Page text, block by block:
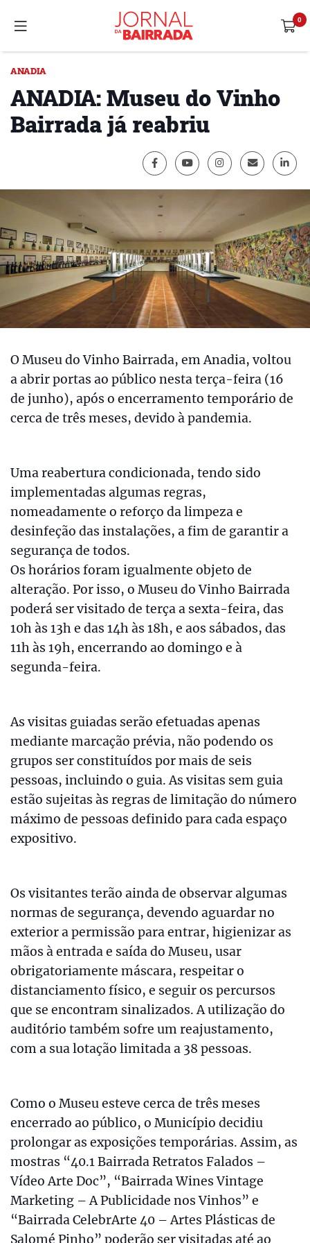
ANADIA
ANADIA: Museu do Vinho
Bairrada já reabriu
O Museu do Vinho Bairrada, em Anadia, voltou
a abrir portas ao público nesta terça-feira (16
de junho), após o encerramento temporário de
cerca de três meses, devido à pandemia.
Uma reabertura condicionada, tendo sido
implementadas algumas regras,
nomeadamente o reforço da limpeza e
desinfeção das instalações, a fim de garantir a
segurança de todos.
Os horários foram igualmente objeto de
alteração. Por isso, o Museu do Vinho Bairrada
poderá ser visitado de terça a sexta-feira, das
10h às 13h e das 14h às 18h, e aos sábados, das
11h às 19h, encerrando ao domingo e à
segunda-feira.
As visitas guiadas serão efetuadas apenas
mediante marcação prévia, não podendo os
grupos ser constituídos por mais de seis
pessoas, incluindo o guia. As visitas sem guia
estão sujeitas às regras de limitação do número
máximo de pessoas definido para cada espaço
expositivo.
Os visitantes terão ainda de observar algumas
normas de segurança, devendo aguardar no
exterior a permissão para entrar, higienizar as
mãos à entrada e saída do Museu, usar
obrigatoriamente máscara, respeitar o
distanciamento físico, e seguir os percursos
que se encontram sinalizados. A utilização do
auditório também sofre um reajustamento,
com a sua lotação limitada a 38 pessoas.
Como o Museu esteve cerca de três meses
encerrado ao público, o Município decidiu
prolongar as exposições temporárias. Assim, as
mostras “40.1 Bairrada Retratos Falados –
Vídeo Arte Doc”, “Bairrada Wines Vintage
Marketing – A Publicidade nos Vinhos” e
“Bairrada CelebrArte 40 – Artes Plásticas de
Salomé Pinho” poderão ser visitadas até ao